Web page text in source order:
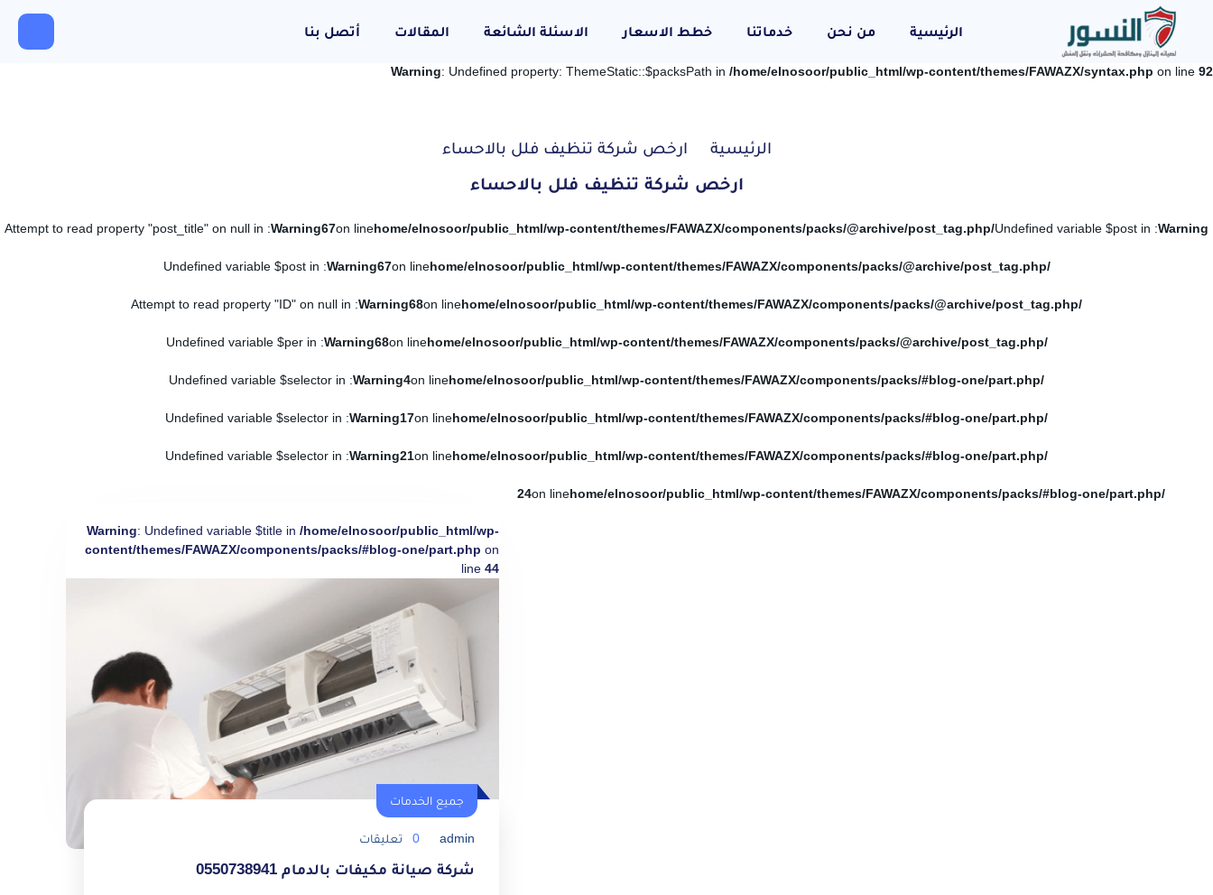
الرئيسية من نحن خدماتنا خطط الاسعار الاسئلة الشائعة المقالات أتصل بنا
Warning: Undefined property: ThemeStatic::$packsPath in /home/elnosoor/public_html/wp-content/themes/FAWAZX/syntax.php on line 92
الرئيسية ارخص شركة تنظيف فلل بالاحساء
ارخص شركة تنظيف فلل بالاحساء
Warning
: Undefined variable $post in
/home/elnosoor/public_html/wp-content/themes/FAWAZX/components/packs/@archive/post_tag.php
on line
67
Warning
: Attempt to read property "post_title" on null in
/home/elnosoor/public_html/wp-content/themes/FAWAZX/components/packs/@archive/post_tag.php
on line
67
Warning
: Undefined variable $post in
/home/elnosoor/public_html/wp-content/themes/FAWAZX/components/packs/@archive/post_tag.php
on line
68
Warning
: Attempt to read property "ID" on null in
/home/elnosoor/public_html/wp-content/themes/FAWAZX/components/packs/@archive/post_tag.php
on line
68
Warning
: Undefined variable $per in
/home/elnosoor/public_html/wp-content/themes/FAWAZX/components/packs/#blog-one/part.php
on line
4
Warning
: Undefined variable $selector in
/home/elnosoor/public_html/wp-content/themes/FAWAZX/components/packs/#blog-one/part.php
on line
17
Warning
: Undefined variable $selector in
/home/elnosoor/public_html/wp-content/themes/FAWAZX/components/packs/#blog-one/part.php
on line
21
Warning
: Undefined variable $selector in
/home/elnosoor/public_html/wp-content/themes/FAWAZX/components/packs/#blog-one/part.php
on line
24
Warning: Undefined variable $title in /home/elnosoor/public_html/wp-
content/themes/FAWAZX/components/packs/#blog-one/part.php on
line 44
جميع الخدمات
admin
0 تعليقات
شركة صيانة مكيفات بالدمام 0550738941